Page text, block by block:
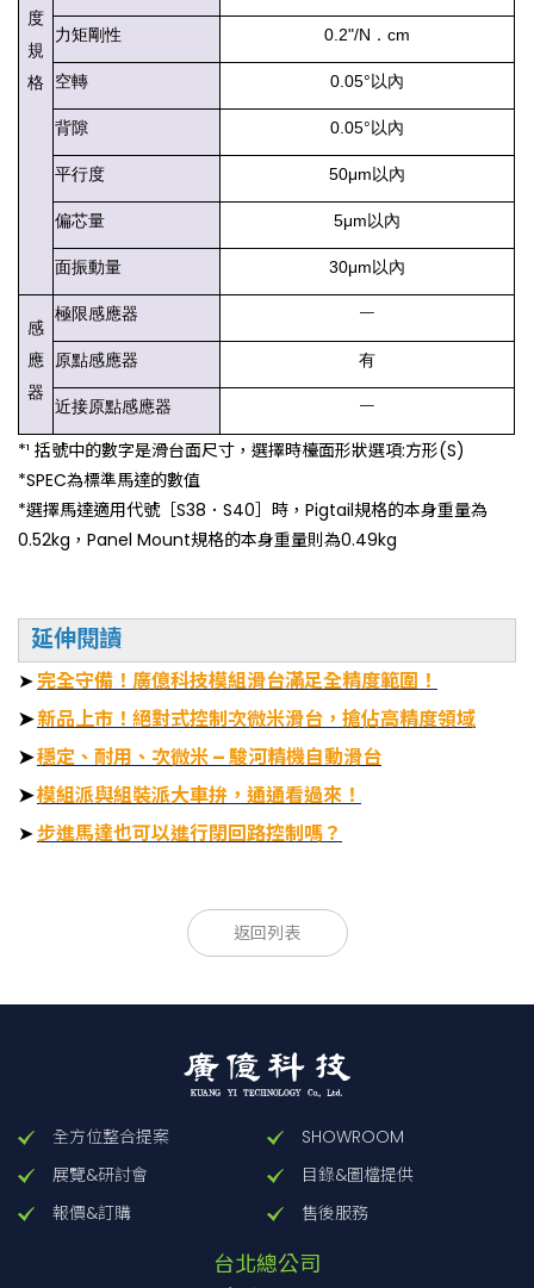
度
規
格
力矩剛性 0.2"/N．cm
空轉 0.05°以內
背隙 0.05°以內
平行度 50μm以內
偏芯量 5μm以內
面振動量 30μm以內
感
應
器
極限感應器 －
原點感應器 有
近接原點感應器 －
*¹ 括號中的數字是滑台面尺寸，選擇時檯面形狀選項:方形(S)
*SPEC為標準馬達的數值
*選擇馬達適用代號［S38．S40］時，Pigtail規格的本身重量為
0.52kg，Panel Mount規格的本身重量則為0.49kg
延伸閱讀
➤完全守備！廣億科技模組滑台滿足全精度範圍！
➤新品上市！絕對式控制次微米滑台，搶佔高精度領域
➤穩定、耐用、次微米 – 駿河精機自動滑台
➤模組派與組裝派大車拚，通通看過來！
➤步進馬達也可以進行閉回路控制嗎？
型號
反覆
[°]
尺寸
量
重
框面
KRW04360TV-
返回列表
全方位整合提案
SHOWROOM
展覽&研討會
目錄&圖檔提供
報價&訂購
售後服務
台北總公司